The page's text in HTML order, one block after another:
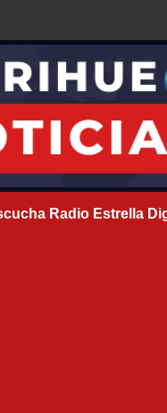
Radio Estrella